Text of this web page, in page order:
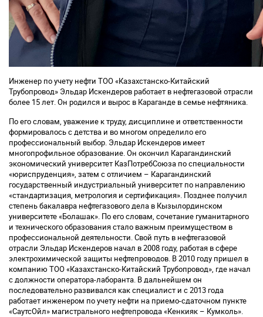
Инженер по учету нефти ТОО «Казахстанско-Китайский
Трубопровод» Эльдар Искендеров работает в нефтегазовой отрасли
более 15 лет. Он родился и вырос в Караганде в семье нефтяника.
По его словам, уважение к труду, дисциплине и ответственности
формировалось с детства и во многом определило его
профессиональный выбор. Эльдар Искендеров имеет
многопрофильное образование. Он окончил Карагандинский
экономический университет КазПотребСоюза по специальности
«юриспруденция», затем с отличием – Карагандинский
государственный индустриальный университет по направлению
«стандартизация, метрология и сертификация». Позднее получил
степень бакалавра нефтегазового дела в Кызылординском
университете «Болашак». По его словам, сочетание гуманитарного
и технического образования стало важным преимуществом в
профессиональной деятельности. Свой путь в нефтегазовой
отрасли Эльдар Искендеров начал в 2008 году, работая в сфере
электрохимической защиты нефтепроводов. В 2010 году пришел в
компанию ТОО «Казахстанско-Китайский Трубопровод», где начал
с должности оператора-лаборанта. В дальнейшем он
последовательно развивался как специалист и с 2013 года
работает инженером по учету нефти на приемо-сдаточном пункте
«СаутсОйл» магистрального нефтепровода «Кенкияк – Кумколь».